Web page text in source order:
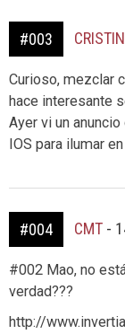
#003
Curioso, mezclar
hace interesante
Ayer vi un
IOS para ilumar
#004 CMT -
#002 Mao, no
verdad???
http://